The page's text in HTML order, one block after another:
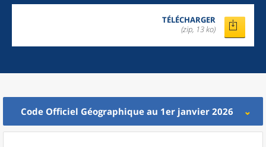
TÉLÉCHARGER
(zip, 13 ko)
Code Officiel Géographique au 1er janvier 2026